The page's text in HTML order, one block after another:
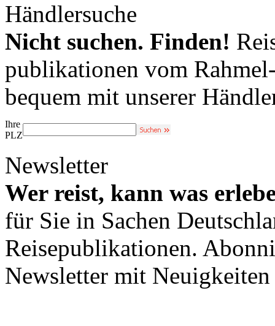
Händlersuche
Nicht suchen. Finden!
publikationen vom
bequem mit unserer
Ihre
PLZ
Newsletter
Wer reist, kann was
für Sie in Sachen
Reisepublikationen.
Newsletter mit